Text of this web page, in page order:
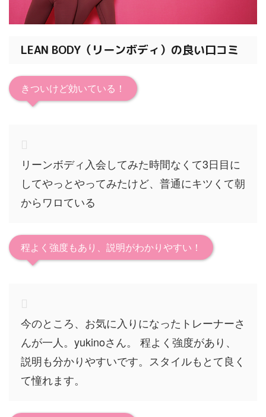
LEAN BODY（リーンボディ）の良い口コミ
きついけど効いている！
リーンボディ入会してみた時間なくて3日目に
してやっとやってみたけど、普通にキツくて朝
からワロている
程よく強度もあり、説明がわかりやすい！
今のところ、お気に入りになったトレーナーさ
んが一人。yukinoさん。 程よく強度があり、
説明も分かりやすいです。スタイルもとて良く
て憧れます。